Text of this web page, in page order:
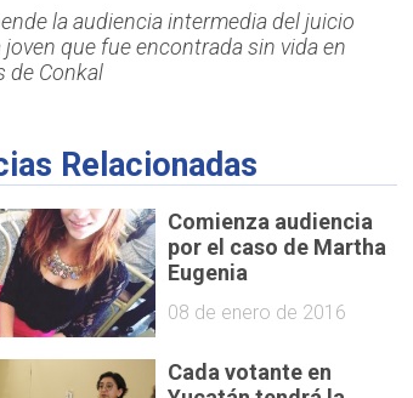
la audiencia intermedia del juicio
joven que fue encontrada sin vida en
de Conkal
Relacionadas
Comienza audiencia
por el caso de Martha
Eugenia
08 de enero de 2016
Cada votante en